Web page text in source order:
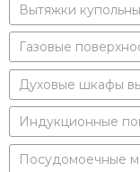
Вытяжки
Газовые
Духовые шкафы
Индукционные
Посудомоечные